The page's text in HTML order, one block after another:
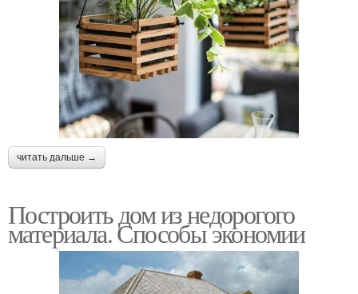
читать дальше →
Построить дом из недорогого
материала. Способы экономии